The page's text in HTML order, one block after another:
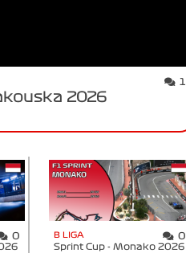
1
2026
0 B LIGA 0
Sprint Cup - Monako 2026